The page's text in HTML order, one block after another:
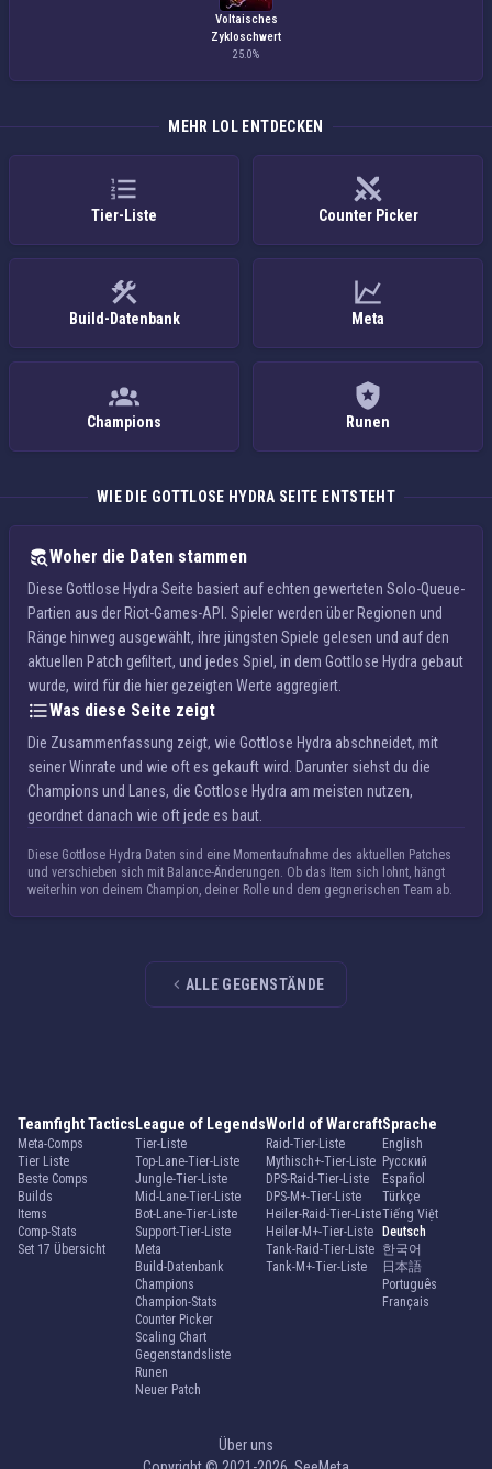
Voltaisches
Zykloschwert
25.0%
MEHR LOL ENTDECKEN
Tier-Liste Counter Picker
Build-Datenbank Meta
Champions Runen
WIE DIE GOTTLOSE HYDRA SEITE ENTSTEHT
Woher die Daten stammen
Diese Gottlose Hydra Seite basiert auf echten gewerteten Solo-Queue-
Partien aus der Riot-Games-API. Spieler werden über Regionen und
Ränge hinweg ausgewählt, ihre jüngsten Spiele gelesen und auf den
aktuellen Patch gefiltert, und jedes Spiel, in dem Gottlose Hydra gebaut
wurde, wird für die hier gezeigten Werte aggregiert.
Was diese Seite zeigt
Die Zusammenfassung zeigt, wie Gottlose Hydra abschneidet, mit
seiner Winrate und wie oft es gekauft wird. Darunter siehst du die
Champions und Lanes, die Gottlose Hydra am meisten nutzen,
geordnet danach wie oft jede es baut.
Diese Gottlose Hydra Daten sind eine Momentaufnahme des aktuellen Patches
und verschieben sich mit Balance-Änderungen. Ob das Item sich lohnt, hängt
weiterhin von deinem Champion, deiner Rolle und dem gegnerischen Team ab.
ALLE GEGENSTÄNDE
Teamfight Tactics
Meta-Comps
Tier Liste
Beste Comps
Builds
Items
Comp-Stats
Set 17 Übersicht
League of Legends
Tier-Liste
Top-Lane-Tier-Liste
Jungle-Tier-Liste
Mid-Lane-Tier-Liste
Bot-Lane-Tier-Liste
Support-Tier-Liste
Meta
Build-Datenbank
Champions
Champion-Stats
Counter Picker
Scaling Chart
Gegenstandsliste
Runen
Neuer Patch
World of Warcraft
Raid-Tier-Liste
Mythisch+-Tier-Liste
DPS-Raid-Tier-Liste
DPS-M+-Tier-Liste
Heiler-Raid-Tier-Liste
Heiler-M+-Tier-Liste
Tank-Raid-Tier-Liste
Tank-M+-Tier-Liste
Sprache
English
Русский
Español
Türkçe
Tiếng Việt
Deutsch
한국어
日本語
Português
Français
Über uns